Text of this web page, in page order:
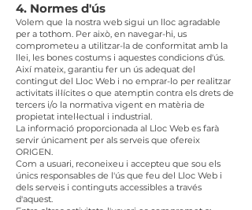
4. Normes d'ús
Volem que la nostra web sigui un lloc agradable
per a tothom. Per això, en navegar-hi, us
comprometeu a utilitzar-la de conformitat amb la
llei, les bones costums i aquestes condicions d'ús.
Així mateix, garantiu fer un ús adequat del
contingut del Lloc Web i no emprar-lo per realitzar
activitats il·lícites o que atemptin contra els drets de
tercers i/o la normativa vigent en matèria de
propietat intel·lectual i industrial.
La informació proporcionada al Lloc Web es farà
servir únicament per als serveis que ofereix
ORIGEN.
Com a usuari, reconeixeu i accepteu que sou els
únics responsables de l'ús que feu del Lloc Web i
dels serveis i continguts accessibles a través
d'aquest.